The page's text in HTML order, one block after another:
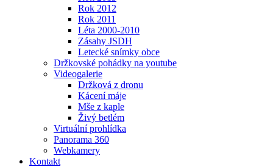
Rok 2012
Rok 2011
Léta 2000-2010
Zásahy JSDH
Letecké snímky obce
Držkovské pohádky na youtube
Videogalerie
Držková z dronu
Kácení máje
Mše z kaple
Živý betlém
Virtuální prohlídka
Panorama 360
Webkamery
Kontakt